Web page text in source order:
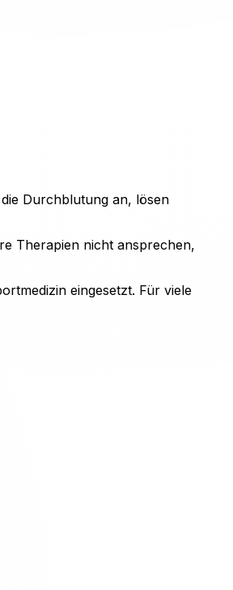
Durchblutung an, lösen
Therapien nicht ansprechen,
eingesetzt. Für viele